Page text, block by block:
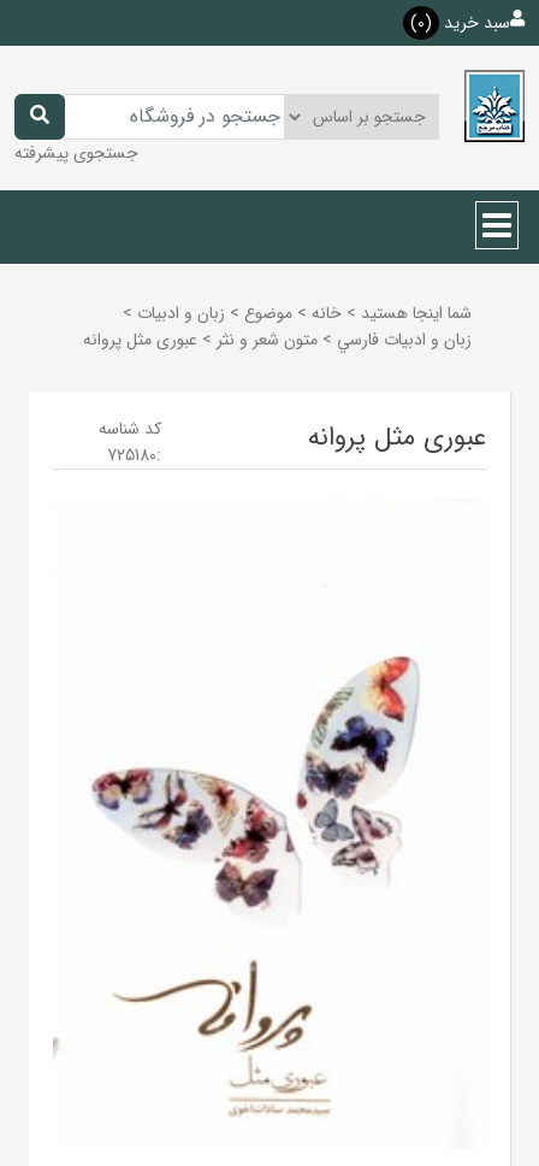
سبد خرید (0)
جستجوی پیشرفته
شما اینجا هستید > خانه > موضوع > زبان و ادبيات >
زبان و ادبيات فارسي > متون شعر و نثر > عبوری مثل پروانه
عبوری مثل پروانه
کد شناسه
:
725180